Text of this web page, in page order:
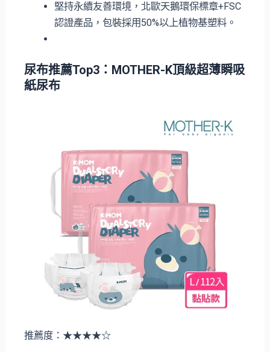
堅持永續友善環境，北歐天鵝環保標章+FSC
認證產品，包裝採用50%以上植物基塑料。
尿布推薦Top3：MOTHER-K頂級超薄瞬吸
紙尿布
推薦度：★★★★☆